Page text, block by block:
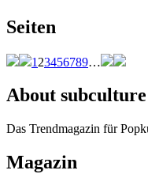
Seiten
1 23456789…
About subculture
Das Trendmagazin für
Magazin